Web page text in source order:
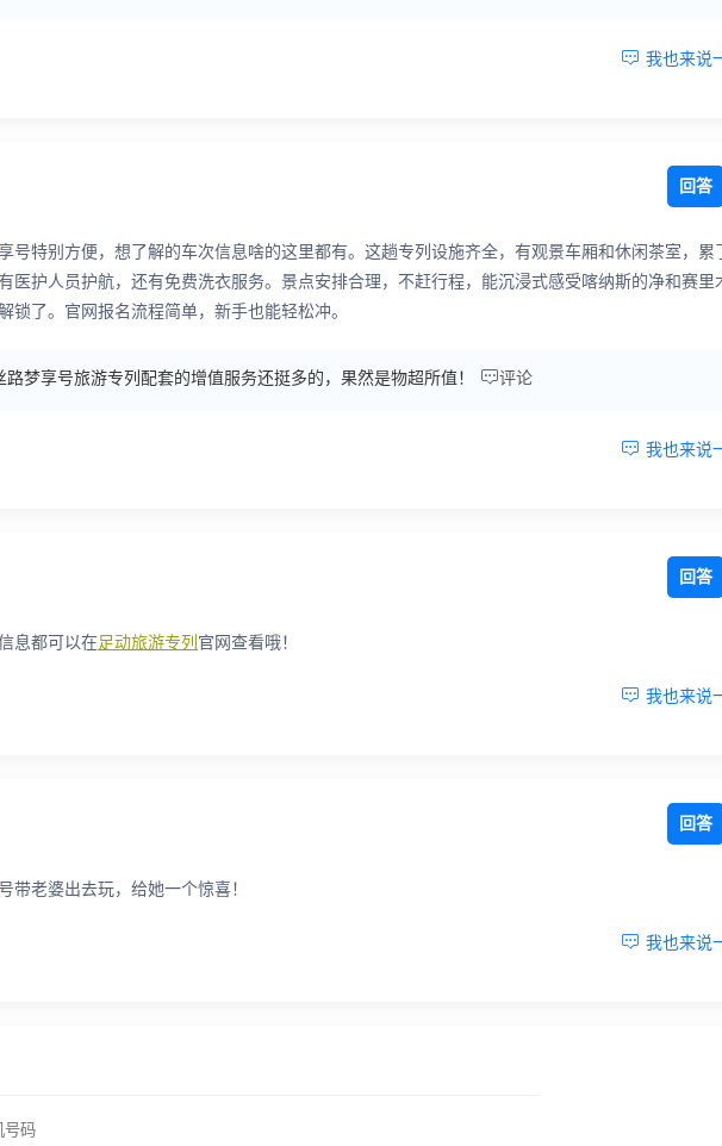
 我也来说
回答
号特别方便，想了解的车次信息啥的这里都有。这趟专列设施齐全，有观景车厢和休闲茶室，累
医护人员护航，还有免费洗衣服务。景点安排合理，不赶行程，能沉浸式感受喀纳斯的净和赛里
锁了。官网报名流程简单，新手也能轻松冲。
路梦享号旅游专列配套的增值服务还挺多的，果然是物超所值！ 评论
 我也来说
回答
息都可以在足动旅游专列 官网查看哦！
 我也来说
回答
带老婆出去玩，给她一个惊喜！
 我也来说